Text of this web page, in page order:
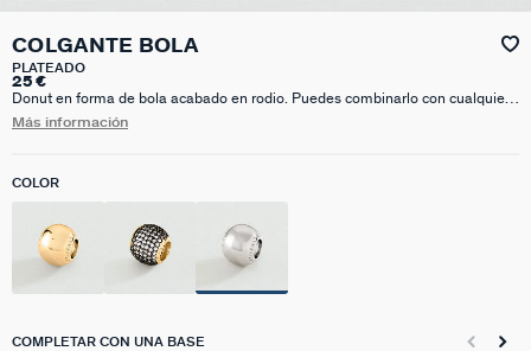
COLGANTE BOLA
PLATEADO
25 €
Donut en forma de bola acabado en rodio. Puedes combinarlo con cualquier
base y personalizar tus joyas sin límite.
Más información
COLOR
COMPLETAR CON UNA BASE